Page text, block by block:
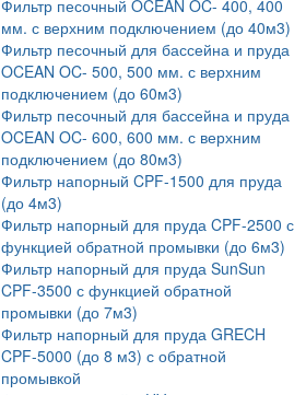
Фильтр песочный OCEAN OC- 400, 400
мм. с верхним подключением (до 40м3)
Фильтр песочный для бассейна и пруда
OCEAN OC- 500, 500 мм. с верхним
подключением (до 60м3)
Фильтр песочный для бассейна и пруда
OCEAN OC- 600, 600 мм. с верхним
подключением (до 80м3)
Фильтр напорный CPF-1500 для пруда
(до 4м3)
Фильтр напорный для пруда CPF-2500 с
функцией обратной промывки (до 6м3)
Фильтр напорный для пруда SunSun
CPF-3500 с функцией обратной
промывки (до 7м3)
Фильтр напорный для пруда GRECH
CPF-5000 (до 8 м3) с обратной
промывкой